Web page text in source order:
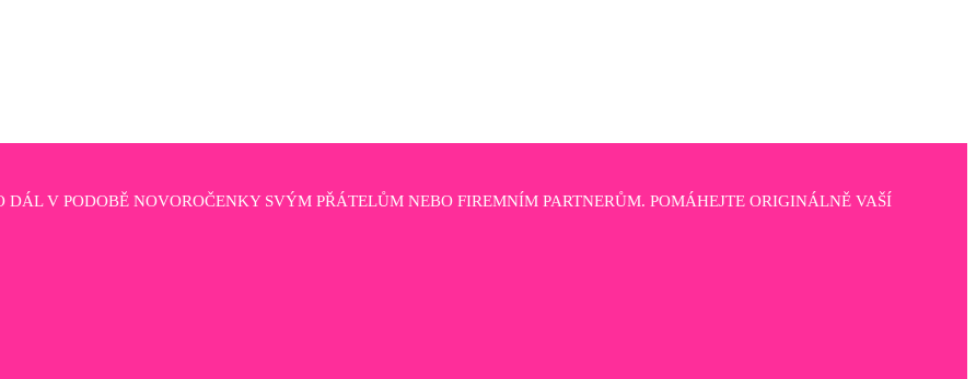
V PODOBĚ NOVOROČENKY SVÝM PŘÁTELŮM NEBO FIREMNÍM PARTNERŮM. POMÁHEJTE ORIGINÁLNĚ VAŠÍ